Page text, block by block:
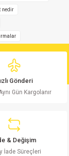
nedir
Gönderi
Gün Kargolanır
& Değişim
İade Süreçleri